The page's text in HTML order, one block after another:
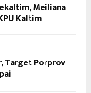
Meiliana
Kaltim
Target Porprov